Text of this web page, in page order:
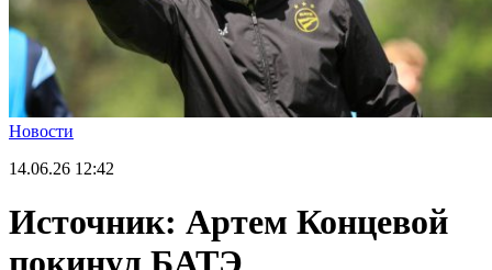
Новости
14.06.26 12:42
Источник: Артем Концевой